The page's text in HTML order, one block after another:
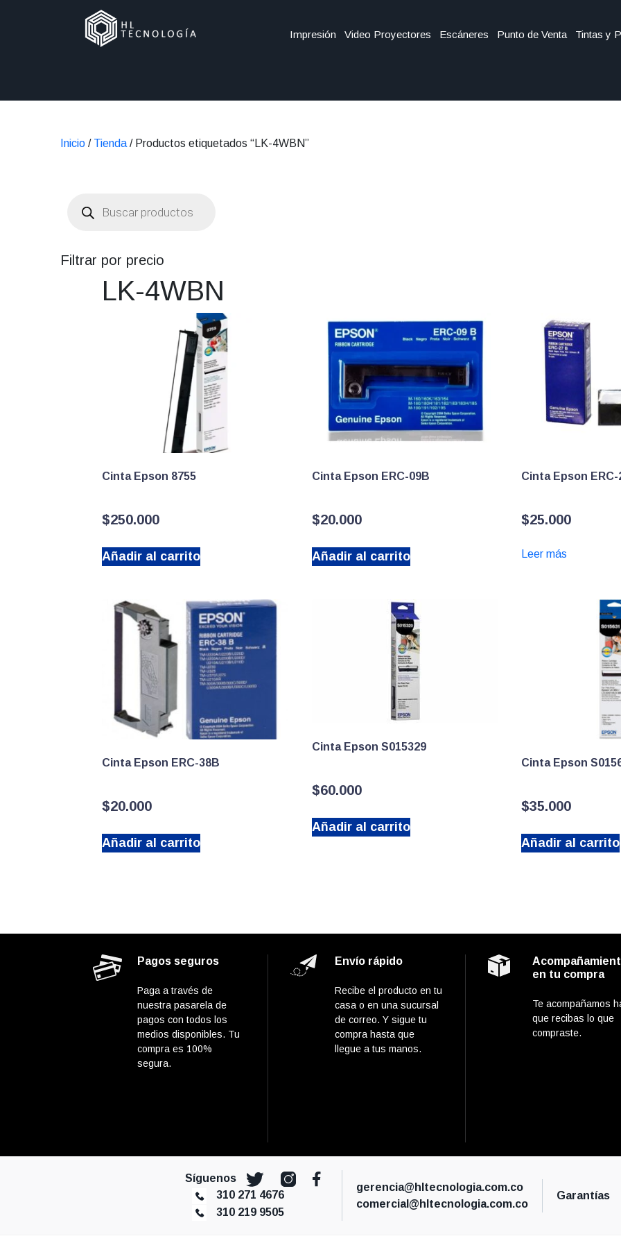
Impresión Video Proyectores Escáneres Punto de Venta Tintas y
Inicio / Tienda / Productos etiquetados “LK-4WBN”
productos
Filtrar por precio
LK-4WBN
Cinta Epson 8755
$250.000
Añadir al carrito
Cinta Epson ERC-09B
$20.000
Añadir al carrito
Cinta Epson ERC-
$25.000
Leer más
Cinta Epson ERC-38B
$20.000
Añadir al carrito
Cinta Epson S015329
$60.000
Añadir al carrito
Cinta Epson
$35.000
Añadir al carrito
Pagos seguros
Paga a través de
nuestra pasarela de
pagos con todos los
medios disponibles. Tu
compra es 100%
segura.
Envío rápido
Recibe el producto en tu
casa o en una sucursal
de correo. Y sigue tu
compra hasta que
llegue a tus manos.
en tu compra
Te acompañamos
que recibas lo que
compraste.
Síguenos
310 271 4676
310 219 9505
gerencia@hltecnologia.com.co
comercial@hltecnologia.com.co
Garantías